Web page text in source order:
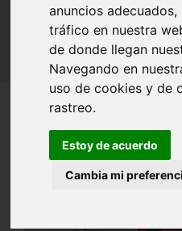
anuncios
tráfico en nuestra
de donde llegan
Navegando en
uso de cookies y de
rastreo.
Estoy de acuerdo
Cambia mi
Inicio Amigos